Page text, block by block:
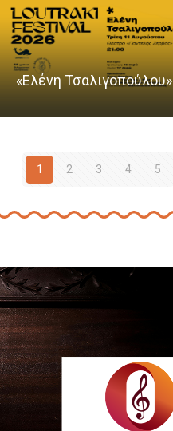
«Ελένη Τσαλιγοπούλου»
1 2 3 4 5